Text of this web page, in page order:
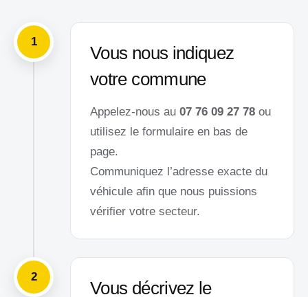
1
Vous nous indiquez
votre commune
Appelez-nous au 07 76 09 27 78 ou
utilisez le formulaire en bas de
page.
Communiquez l’adresse exacte du
véhicule afin que nous puissions
vérifier votre secteur.
2
Vous décrivez le